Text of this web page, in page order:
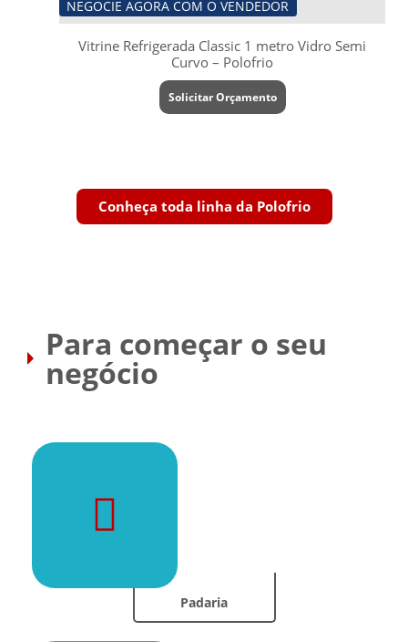
NEGOCIE AGORA COM O VENDEDOR
Vitrine Refrigerada Classic 1 metro Vidro Semi
Curvo – Polofrio
Solicitar Orçamento
Conheça toda linha da Polofrio
Para começar o seu
negócio
Padaria